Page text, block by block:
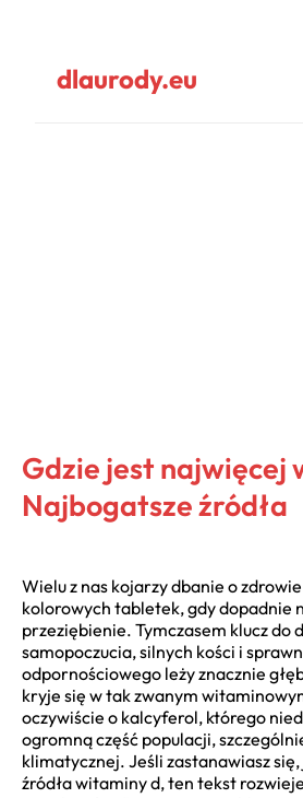
dlaurody.eu
Gdzie jest najwięcej
Najbogatsze źródła
Wielu z nas kojarzy dbanie o
kolorowych tabletek, gdy dopadnie
przeziębienie. Tymczasem klucz do
samopoczucia, silnych kości i
odpornościowego leży znacznie
kryje się w tak zwanym
oczywiście o kalcyferol, którego
ogromną część populacji,
klimatycznej. Jeśli zastanawiasz
źródła witaminy d, ten tekst